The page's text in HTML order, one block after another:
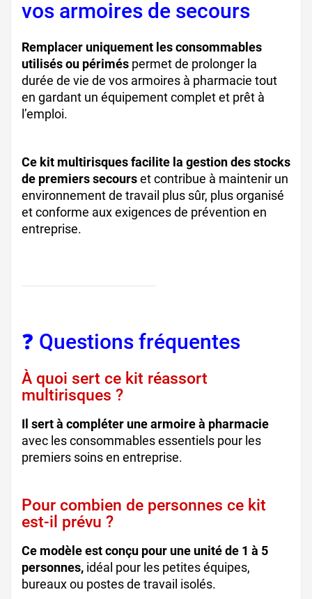
vos armoires de secours
Remplacer uniquement les consommables
utilisés ou périmés permet de prolonger la
durée de vie de vos armoires à pharmacie tout
en gardant un équipement complet et prêt à
l’emploi.
Ce kit multirisques facilite la gestion des stocks
de premiers secourset contribue à maintenir un
environnement de travail plus sûr, plus organisé
et conforme aux exigences de prévention en
entreprise.
❓ Questions fréquentes
À quoi sert ce kit réassort
multirisques ?
Il sert à compléter une armoire à pharmacie
avec les consommables essentiels pour les
premiers soins en entreprise.
Pour combien de personnes ce kit
est-il prévu ?
Ce modèle est conçu pour une unité de 1 à 5
personnes, idéal pour les petites équipes,
bureaux ou postes de travail isolés.